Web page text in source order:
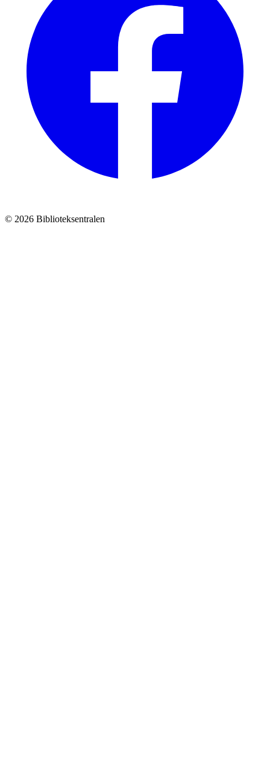
© 2026 Biblioteksentralen